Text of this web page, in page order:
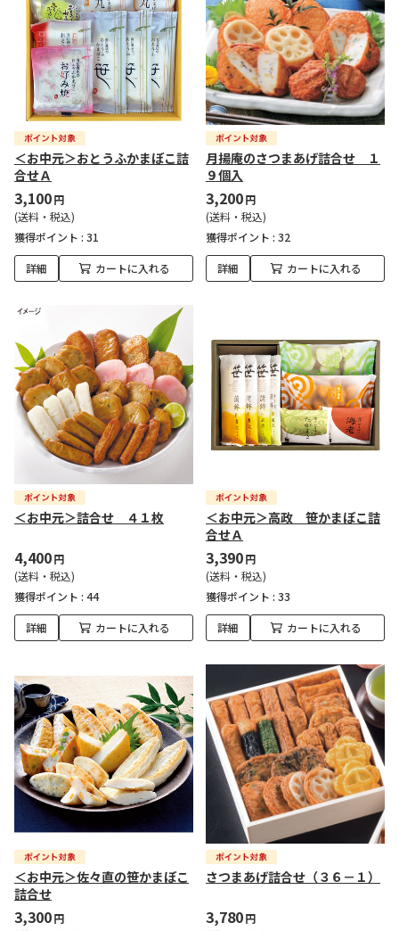
＜お中元＞おとうふかまぼこ詰
合せＡ
3,100円
(送料・税込)
獲得ポイント : 31
詳細 カートに入れる
月揚庵のさつまあげ詰合せ １
９個入
3,200円
(送料・税込)
獲得ポイント : 32
詳細 カートに入れる
＜お中元＞詰合せ ４１枚
4,400円
(送料・税込)
獲得ポイント : 44
詳細 カートに入れる
＜お中元＞高政 笹かまぼこ詰
合せＡ
3,390円
(送料・税込)
獲得ポイント : 33
詳細 カートに入れる
＜お中元＞佐々直の笹かまぼこ
詰合せ
3,300円
さつまあげ詰合せ（３６－１）
3,780円